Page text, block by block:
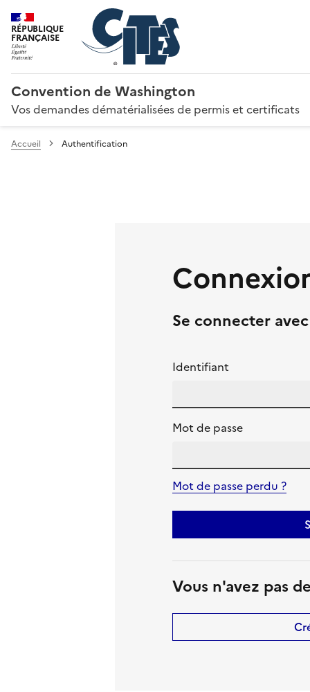
RÉPUBLIQUE
FRANÇAISE
Convention de Washington
Vos demandes dématérialisées de permis et certificats
Accueil Authentification
Se connecter
Identifiant
Mot de passe
Mot de passe perdu ?
Vous n'avez pas